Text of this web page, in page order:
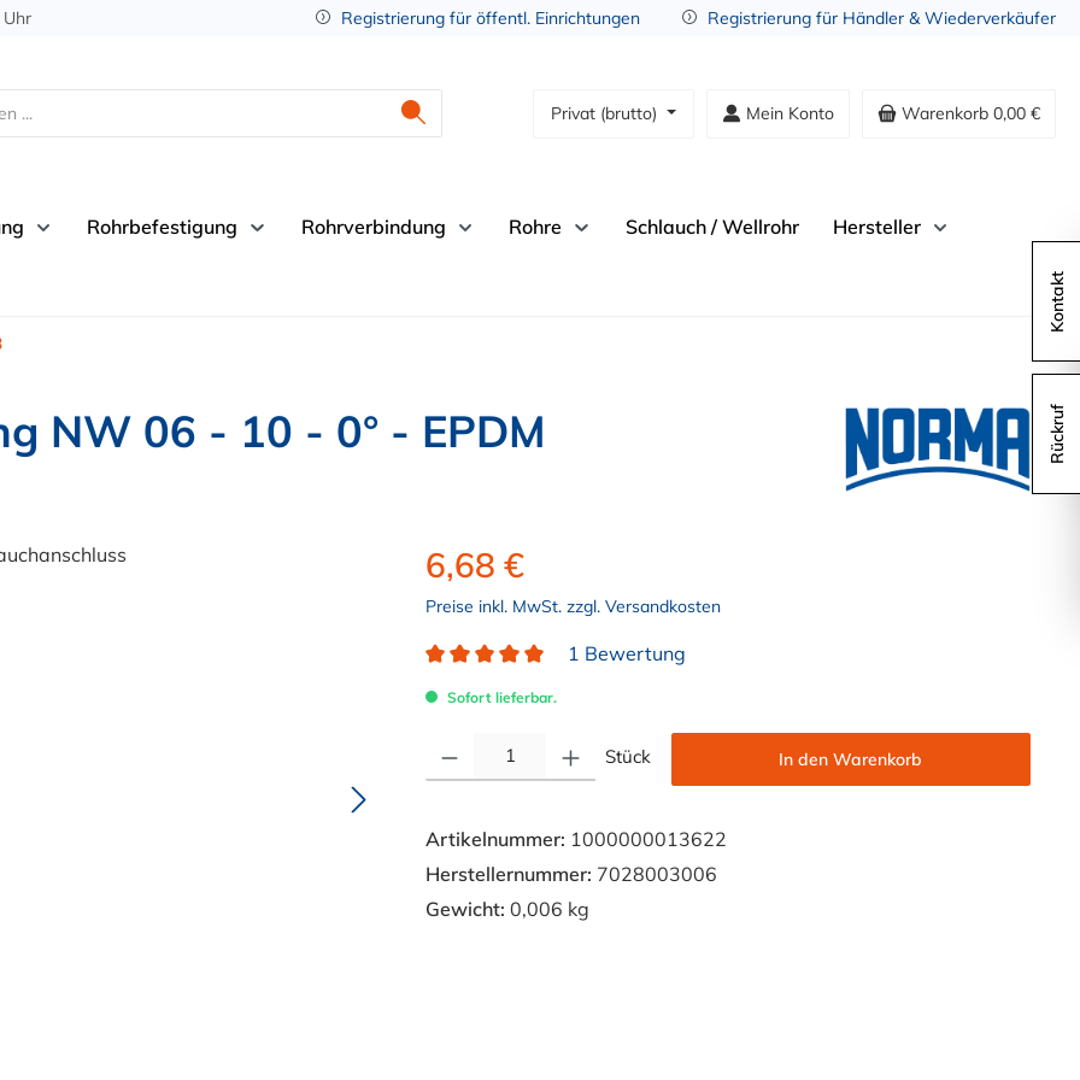
Registrierung für öffentl. Einrichtungen Registrierung für Händler & Wiederverkäufer
Privat (brutto) Mein Konto Warenkorb 0,00 €
Rohrbefestigung Rohrverbindung Rohre Schlauch / Wellrohr Hersteller
NW 06 - 10 - 0° - EPDM
6,68 €
Preise inkl. MwSt. zzgl. Versandkosten
1 Bewertung
Sofort lieferbar.
Stück In den Warenkorb
Artikelnummer: 1000000013622
Herstellernummer: 7028003006
Gewicht: 0,006 kg
Kontakt
Rückruf